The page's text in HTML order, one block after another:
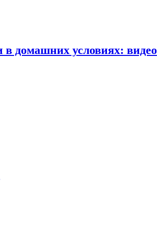
домашних условиях: видео